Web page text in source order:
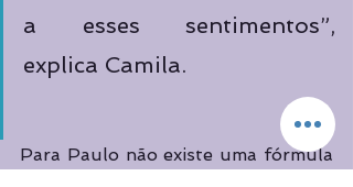
a esses sentimentos”,
explica Camila.
Para Paulo não existe uma fórmula